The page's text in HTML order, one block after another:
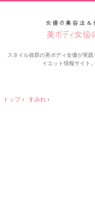
スタイル抜群の美ボディ女優が実
イエット情報サイト
トップ› すみれ ›